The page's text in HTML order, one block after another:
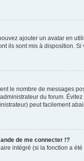
ajouter un avatar en
ils sont mis à disposition.
le nombre de messages
du forum.
peut facilement
de me connecter !?
intégré (si la fonction a